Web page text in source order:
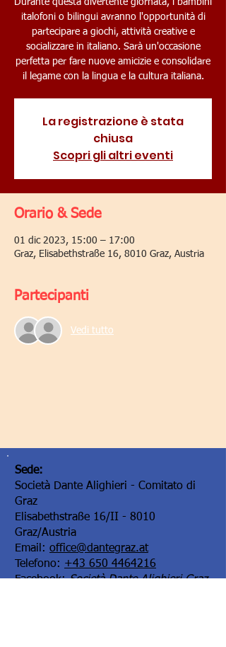
Durante questa divertente giornata, i bambini
italofoni o bilingui avranno l'opportunità di
partecipare a giochi, attività creative e
socializzare in italiano. Sarà un'occasione
perfetta per fare nuove amicizie e consolidare
il legame con la lingua e la cultura italiana.
La registrazione è stata
chiusa
Scopri gli altri eventi
Orario & Sede
01 dic 2023, 15:00 – 17:00
Graz, Elisabethstraße 16, 8010 Graz, Austria
Partecipanti
Vedi tutto
Sede:
Società Dante Alighieri - Comitato di
Graz
Elisabethstraße 16/II - 8010
Graz/Austria
Email: office@dantegraz.at
Telefono: +43 650 4464216
Facebook:Società Dante Alighieri Graz